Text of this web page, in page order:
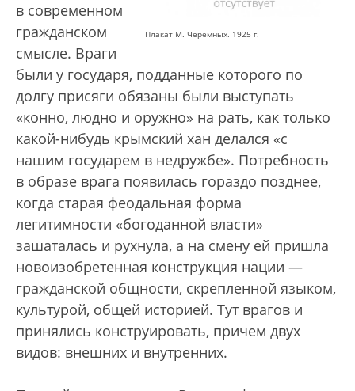
Плакат М. Черемных. 1925 г.
в современном
гражданском
смысле. Враги
были у государя, подданные которого по
долгу присяги обязаны были выступать
«конно, людно и оружно» на рать, как только
какой-нибудь крымский хан делался «с
нашим государем в недружбе». Потребность
в образе врага появилась гораздо позднее,
когда старая феодальная форма
легитимности «богоданной власти»
зашаталась и рухнула, а на смену ей пришла
новоизобретенная конструкция нации —
гражданской общности, скрепленной языком,
культурой, общей историей. Тут врагов и
принялись конструировать, причем двух
видов: внешних и внутренних.